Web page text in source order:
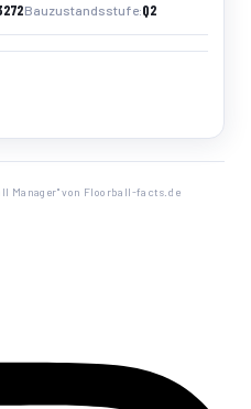
Bauzustandsstufe Q2
Manager" von Floorball-facts.de